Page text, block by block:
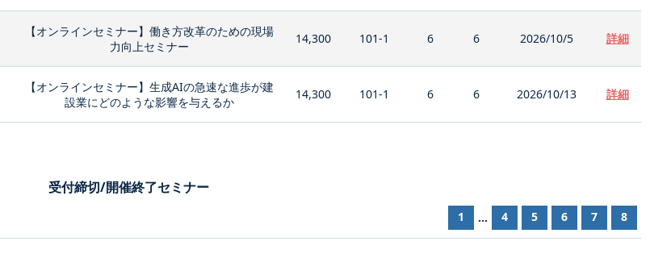
【オンラインセミナー】働き方改革のための現場
力向上セミナー
14,300 101-1 6 6 2026/10/5 詳細
【オンラインセミナー】生成AIの急速な進歩が建
設業にどのような影響を与えるか
14,300 101-1 6 6 2026/10/13 詳細
受付締切/開催終了セミナー
1 ... 4 5 6 7 8